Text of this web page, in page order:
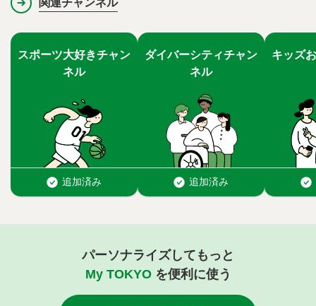
パーソナライズしてもっと
My TOKYOを便利に使う